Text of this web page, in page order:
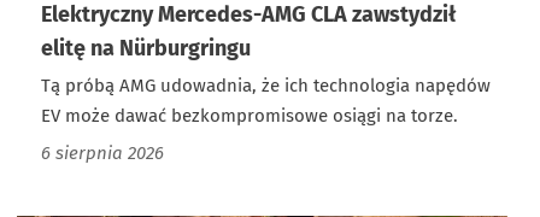
Elektryczny Mercedes-AMG CLA zawstydził
elitę na Nürburgringu
Tą próbą AMG udowadnia, że ich technologia napędów
EV może dawać bezkompromisowe osiągi na torze.
6 sierpnia 2026